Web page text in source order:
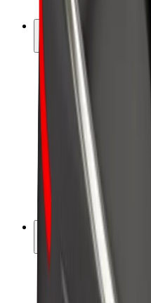
Bolt Plus
Tienaa Boltilla
Kuljettajat
Kuljettajan ansiot
Ruokalähetit
Lähetin ansiot
Bolt Food -kauppiaat
Fleeteille
Franchiset
Yritys
Työpaikat
Lisätietoja Boltista